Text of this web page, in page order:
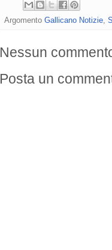
Argomento Gallicano Notizie
Nessun
Posta un